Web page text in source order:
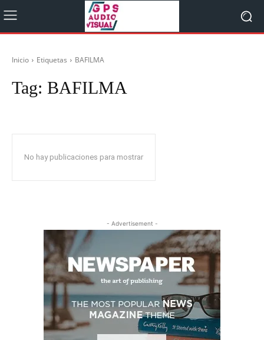
Inicio Etiquetas BAFILMA
Tag: BAFILMA
No hay publicaciones para mostrar
- Advertisement -